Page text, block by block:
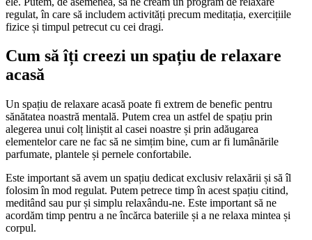
regulat, în care să includem activități precum meditația, exercițiile
fizice și timpul petrecut cu cei dragi.
Cum să îți creezi un spațiu de relaxare
acasă
Un spațiu de relaxare acasă poate fi extrem de benefic pentru
sănătatea noastră mentală. Putem crea un astfel de spațiu prin
alegerea unui colț liniștit al casei noastre și prin adăugarea
elementelor care ne fac să ne simțim bine, cum ar fi lumânările
parfumate, plantele și pernele confortabile.
Este important să avem un spațiu dedicat exclusiv relaxării și să îl
folosim în mod regulat. Putem petrece timp în acest spațiu citind,
meditând sau pur și simplu relaxându-ne. Este important să ne
acordăm timp pentru a ne încărca bateriile și a ne relaxa mintea și
corpul.